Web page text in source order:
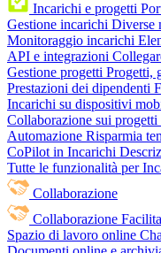
Incarichi e progetti
Gestione incarichi Diverse
Monitoraggio incarichi
API e integrazioni
Gestione progetti Progetti,
Prestazioni dei dipendenti
Incarichi su dispositivi
Collaborazione sui progetti
Automazione Risparmia
CoPilot in Incarichi
Tutte le funzionalità per
Collaborazione
Collaborazione
Spazio di lavoro online